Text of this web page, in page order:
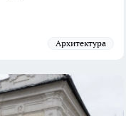
архитектура